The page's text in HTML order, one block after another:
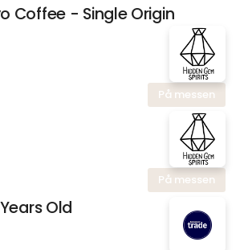
Coffee - Single Origin
På messen
På messen
Old